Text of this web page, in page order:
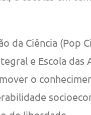
Ciência (Pop
e Escola das
o